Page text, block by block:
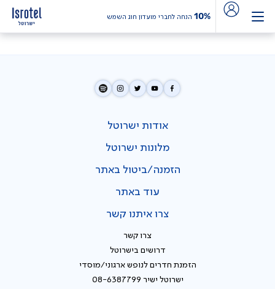
10% הנחה לחברי מועדון חוג השמש
אודות ישרוטל
מלונות ישרוטל
הזמנה/ביטול באתר
עוד באתר
צרו איתנו קשר
צרו קשר
דרושים בישרוטל
הזמנת חדרים לנופש ארגוני/מוסדי
ישרוטל ישיר 08-6387799